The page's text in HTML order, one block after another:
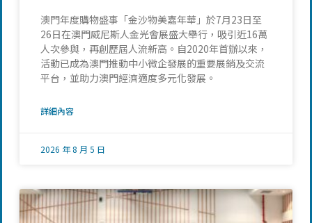
澳門年度購物盛事「金沙物美嘉年華」於7月23日至
26日在澳門威尼斯人金光會展盛大舉行，吸引近16萬
人次參與，再創歷屆人流新高。自2020年首辦以來，
活動已成為澳門推動中小微企發展的重要展銷及交流
平台，並助力澳門經濟適度多元化發展。
詳細內容
2026 年 8 月 5 日